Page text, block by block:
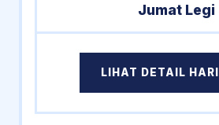
Jumat Legi
LIHAT DETAIL